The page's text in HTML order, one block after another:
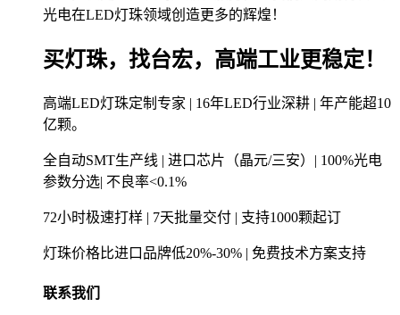
光电在LED灯珠领域创造更多的辉煌！
买灯珠，找台宏，高端工业更稳定！
高端LED灯珠定制专家 | 16年LED行业深耕 | 年产能超10
亿颗。
全自动SMT生产线 | 进口芯片（晶元/三安）| 100%光电
参数分选| 不良率<0.1%
72小时极速打样 | 7天批量交付 | 支持1000颗起订
灯珠价格比进口品牌低20%-30% | 免费技术方案支持
联系我们